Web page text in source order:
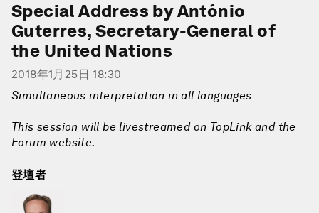
Special Address by António
Guterres, Secretary-General of
the United Nations
2018年1月25日 18:30
Simultaneous interpretation in all languages
This session will be livestreamed on TopLink and the
Forum website.
登壇者